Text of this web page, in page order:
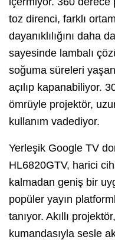
toz direnci, farklı
dayanıklılığını daha
sayesinde lambalı
soğuma süreleri
açılıp kapanabiliyor.
ömrüyle projektör,
kullanım vadediyor.
Yerleşik Google TV
HL6820GTV, harici
kalmadan geniş bir
popüler yayın
tanıyor. Akıllı
kumandasıyla sesle